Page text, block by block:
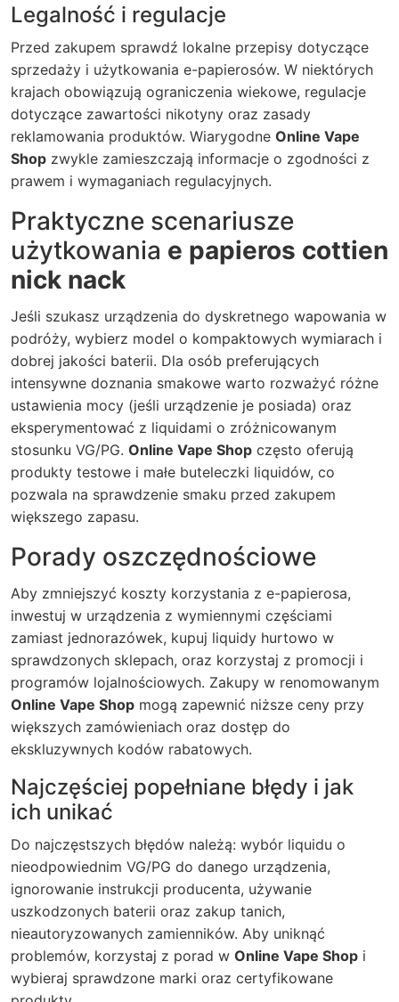
Legalność i regulacje
Przed zakupem sprawdź lokalne przepisy dotyczące
sprzedaży i użytkowania e-papierosów. W niektórych
krajach obowiązują ograniczenia wiekowe, regulacje
dotyczące zawartości nikotyny oraz zasady
reklamowania produktów. Wiarygodne Online Vape
Shop zwykle zamieszczają informacje o zgodności z
prawem i wymaganiach regulacyjnych.
Praktyczne scenariusze
użytkowania e papieros cottien
nick nack
Jeśli szukasz urządzenia do dyskretnego wapowania w
podróży, wybierz model o kompaktowych wymiarach i
dobrej jakości baterii. Dla osób preferujących
intensywne doznania smakowe warto rozważyć różne
ustawienia mocy (jeśli urządzenie je posiada) oraz
eksperymentować z liquidami o zróżnicowanym
stosunku VG/PG. Online Vape Shop często oferują
produkty testowe i małe buteleczki liquidów, co
pozwala na sprawdzenie smaku przed zakupem
większego zapasu.
Porady oszczędnościowe
Aby zmniejszyć koszty korzystania z e-papierosa,
inwestuj w urządzenia z wymiennymi częściami
zamiast jednorazówek, kupuj liquidy hurtowo w
sprawdzonych sklepach, oraz korzystaj z promocji i
programów lojalnościowych. Zakupy w renomowanym
Online Vape Shop mogą zapewnić niższe ceny przy
większych zamówieniach oraz dostęp do
ekskluzywnych kodów rabatowych.
Najczęściej popełniane błędy i jak
ich unikać
Do najczęstszych błędów należą: wybór liquidu o
nieodpowiednim VG/PG do danego urządzenia,
ignorowanie instrukcji producenta, używanie
uszkodzonych baterii oraz zakup tanich,
nieautoryzowanych zamienników. Aby uniknąć
problemów, korzystaj z porad w Online Vape Shop i
wybieraj sprawdzone marki oraz certyfikowane